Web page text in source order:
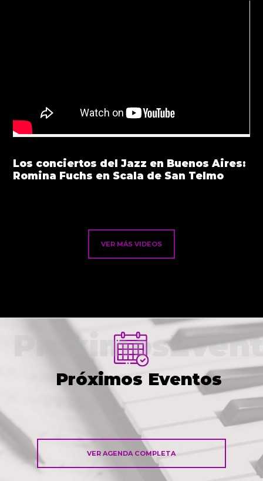
Los conciertos del Jazz en Buenos Aires:
Romina Fuchs en Scala de San Telmo
VER MÁS VIDEOS
Próximos Eventos
VER AGENDA COMPLETA